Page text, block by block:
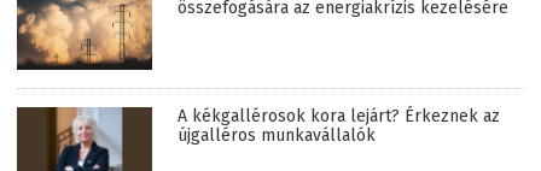
összefogására az energiakrízis kezelésére
A kékgallérosok kora lejárt? Érkeznek az
újgalléros munkavállalók